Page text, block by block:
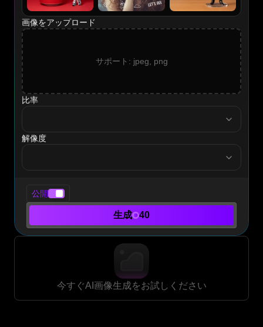
画像をアップロード
サポート: jpeg, png
比率
ratio
解像度
resolution
公開
生成 40
今すぐAI画像生成をお試しください